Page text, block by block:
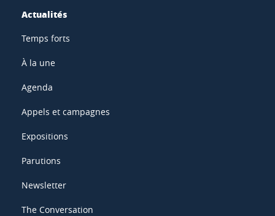
Actualités
Temps forts
À la une
Agenda
Appels et campagnes
Expositions
Parutions
Newsletter
The Conversation